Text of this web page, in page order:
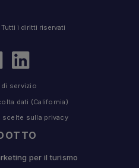
per il turismo
i diritti riservati
di servizio
dati (California)
scelte sulla privacy